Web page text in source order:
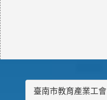
臺南市教育產業工會